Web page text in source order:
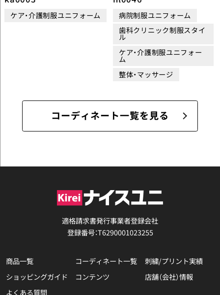
ケア・介護制服ユニフォーム
病院制服ユニフォーム
歯科クリニック制服スタイ
ル
ケア・介護制服ユニフォー
ム
整体・マッサージ
コーディネート一覧を見る
適格請求書発行事業者登録会社
登録番号：T6290001023255
商品一覧 コーディネート一覧
刺繍/プリント実績
ショッピングガイド
コンテンツ
店舗（会社）情報
よくある質問